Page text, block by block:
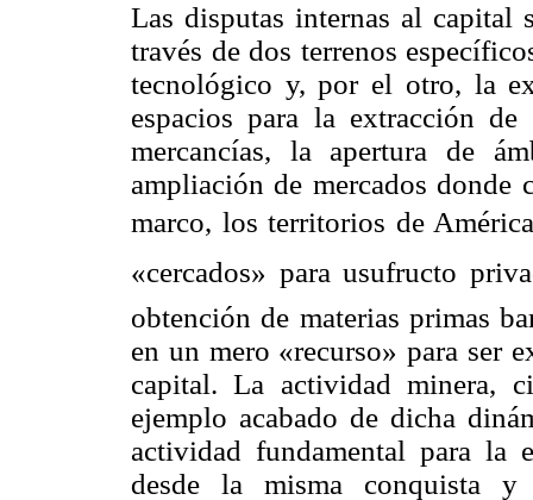
Las disputas internas al capital
través de dos terrenos
tecnológico y, por el otro, la
espacios para la extracción
mercancías, la apertura de
ampliación de mercados donde
marco, los territorios de
«cercados» para usufructo
obtención de materias primas
en un mero «recurso» para ser
capital. La actividad minera,
ejemplo acabado de dicha
actividad fundamental para la
desde la misma conquista